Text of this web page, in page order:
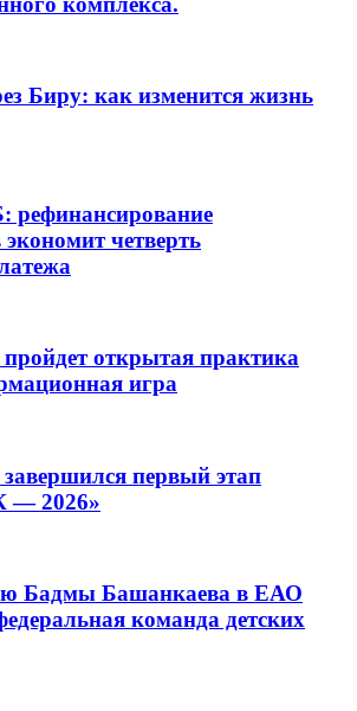
Биру: как изменится жизнь
рефинансирование
четверть
открытая практика
игра
первый этап
— 2026»
Бадмы Башанкаева в ЕАО
команда детских